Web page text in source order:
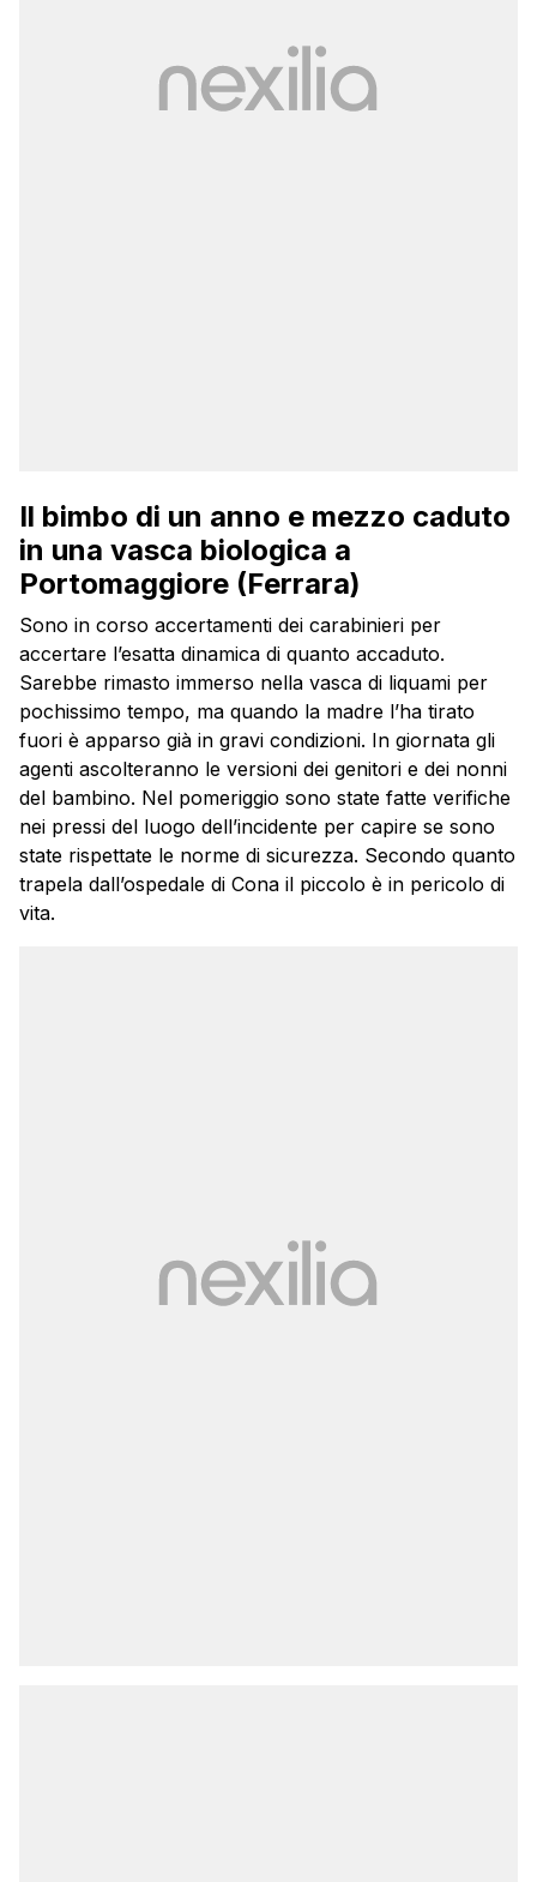
Il bimbo di un anno e mezzo caduto
in una vasca biologica a
Portomaggiore (Ferrara)
Sono in corso accertamenti dei carabinieri per
accertare l’esatta dinamica di quanto accaduto.
Sarebbe rimasto immerso nella vasca di liquami per
pochissimo tempo, ma quando la madre l’ha tirato
fuori è apparso già in gravi condizioni. In giornata gli
agenti ascolteranno le versioni dei genitori e dei nonni
del bambino. Nel pomeriggio sono state fatte verifiche
nei pressi del luogo dell’incidente per capire se sono
state rispettate le norme di sicurezza. Secondo quanto
trapela dall’ospedale di Cona il piccolo è in pericolo di
vita.